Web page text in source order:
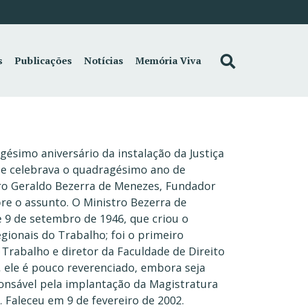
Publicações Notícias Memória Viva
aniversário da instalação da Justiça
celebrava o quadragésimo ano de
Bezerra de Menezes, Fundador
o assunto. O Ministro Bezerra de
de setembro de 1946, que criou o
do Trabalho; foi o primeiro
e diretor da Faculdade de Direito
é pouco reverenciado, embora seja
pela implantação da Magistratura
em 9 de fevereiro de 2002.